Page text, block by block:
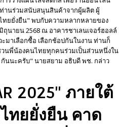
านร่วมสนับสนุนสินค้าจากผู้ผลิต ผู้
ไทยยั่งยืน" พบกับความหลากหลายของ
นายน 2568 ณ อาคารชาเลนเจอร์ฮอลล์
มาเลือกซื้อ เลือกช้อปกันในงาน ท่านก็
นพี่น้องคนไทยทุกคนร่วมเป็นส่วนหนึ่งใน
กันนะครับ" นายสยาม อธิบดี พช. กล่าว
2025" ภายใต้
ทยยั่งยืน คาด